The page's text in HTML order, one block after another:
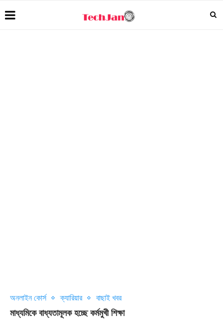
অনলাইন কোর্স ক্যারিয়ার বাছাই খবর
মাধ্যমিকে বাধ্যতামূলক হচ্ছে কর্মমুখী শিক্ষা